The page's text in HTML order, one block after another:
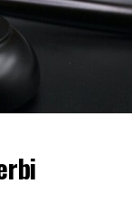
pratica ciò è